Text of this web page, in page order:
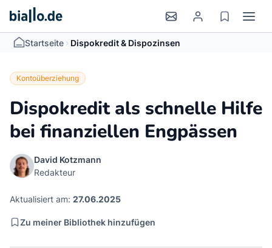
Startseite > Dispokredit & Dispozinsen
Kontoüberziehung
Dispokredit als schnelle Hilfe
bei finanziellen Engpässen
David Kotzmann
Redakteur
Aktualisiert am: 27.06.2025
Zu meiner Bibliothek hinzufügen